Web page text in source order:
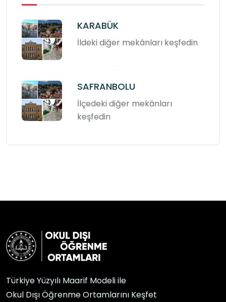
KARABÜK
İldeki diğer mekânları keşfedin
SAFRANBOLU
İlçedeki diğer mekânları
keşfedin
Türkiye Yüzyılı Maarif Modeli ile
Okul Dışı Öğrenme Ortamlarını Keşfet